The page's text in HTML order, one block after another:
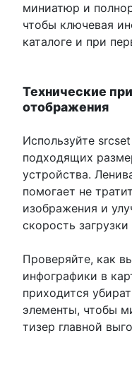
миниатюр и
чтобы ключевая
каталоге и при
Технические
отображения
Используйте
подходящих
устройства.
помогает не
изображения и
скорость
Проверяйте, как
инфографики в
приходится
элементы, чтобы
тизер главной